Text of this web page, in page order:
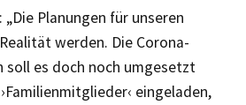
Planungen für unseren
werden. Die Corona-
soll es doch noch umgesetzt
eingeladen,